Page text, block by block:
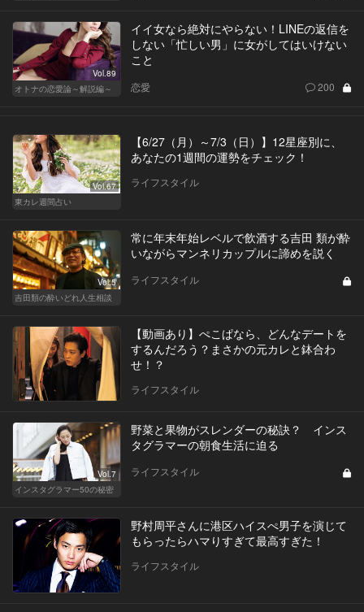
Vol.89
オトナの恋愛論～解説編～
イイ女なら絶対にやらない！LINEの返信を
しない「忙しい男」に女がしてはいけない
こと
恋愛 200
Vol.67
東カレ週間占い
【6/27（月）～7/3（日）】12星座別に、
あなたの1週間の運勢をチェック！
ライフスタイル
Vol.5
吉田類の酔いどれ人生相談
常に年末年始レベルで飲酒する吉田 類が酔
いながらマンネリカップルに諦めを説く
ライフスタイル
【動画あり】ぺこぱなら、どんなデートを
するんだろう？まさかの元カレと鉢合わ
せ！？
ライフスタイル
Vol.7
インスタグラマー50の秘密
野菜と果物がスレンダーの秘訣？ インス
タグラマーの朝食生活に迫る
ライフスタイル
野村周平さんに港区ハイスぺ男子を演じて
もらったらハマりすぎて最高すぎた！
ライフスタイル